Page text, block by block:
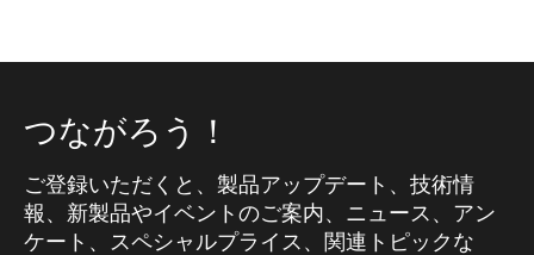
つながろう！
ご登録いただくと、製品アップデート、技術情
報、新製品やイベントのご案内、ニュース、アン
ケート、スペシャルプライス、関連トピックな